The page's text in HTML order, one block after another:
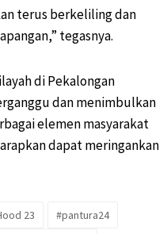
terus berkeliling dan
tegasnya.
di Pekalongan
dan menimbulkan
elemen masyarakat
dapat meringankan
23
#pantura24